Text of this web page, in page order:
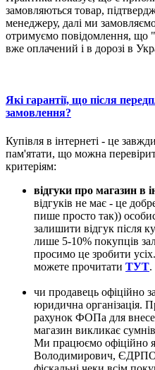
замовляються товар,
менеджеру, далі ми
отримуємо повідомлення, що
вже оплачений і в дорозі в
Які гарантії, що після
замовлення?
Купівля в інтернеті - це
пам'ятати, що можна
критеріям:
відгуки про магазин в
відгуків не має - це
пише просто так))
залишити відгук після
лише 5-10% покупців
просимо це зробити
можете прочитати ТУТ.
чи продавець офіційно
юридична організація.
рахунок ФОПа для
магазин викликає
Ми працюємо
Володимирович,